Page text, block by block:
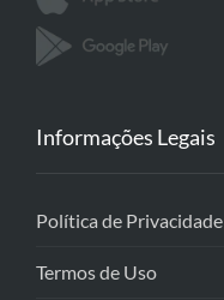
Informações Legais
Política de Privacidade
Termos de Uso